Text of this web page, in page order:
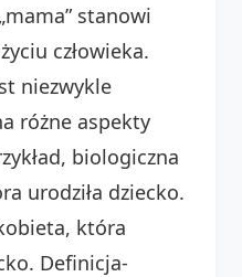
stanowi
człowieka.
niezwykle
różne aspekty
biologiczna
urodziła dziecko.
która
Definicja-